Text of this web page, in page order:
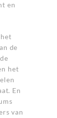
en
de
het
En
van